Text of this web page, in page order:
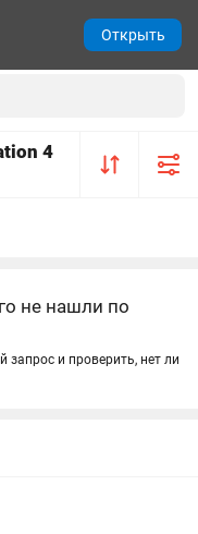
4
не нашли по
запрос и проверить, нет ли
Открыть